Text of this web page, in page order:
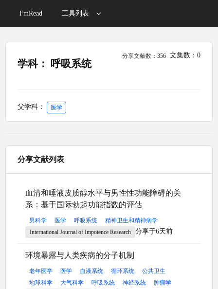
FmRead 工具列表
学科： 呼吸系统
分享文献数：356 文集数：0
父学科： 医学
分享文献列表
血清和唾液皮质醇水平与男性性功能障碍的关
系：基于国际勃起功能指数的评估
男科学 医学 呼吸系统
精神卫生和精神病学
International Journal of Impotence Research
分享于6天前
环境暴露与人类疾病的分子机制
老年医学 医学 血液系统 循环系统
公共卫生
地球科学
大气科学 呼吸系统 神经系统
肿瘤学